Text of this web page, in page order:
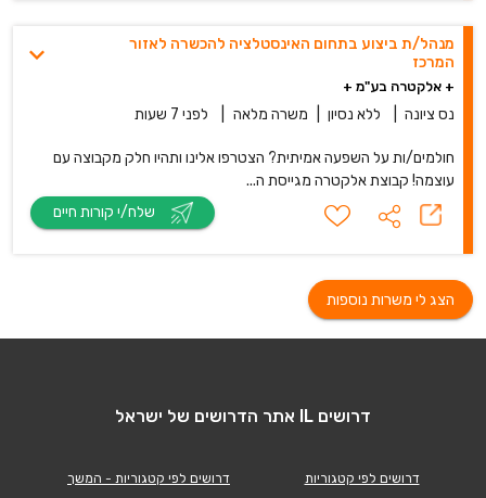
מנהל/ת ביצוע בתחום האינסטלציה להכשרה לאזור
המרכז
+ אלקטרה בע"מ +
נס ציונה ללא נסיון משרה מלאה לפני 7 שעות
חולמים/ות על השפעה אמיתית? הצטרפו אלינו ותהיו חלק מקבוצה עם
עוצמה! קבוצת אלקטרה מגייסת ה...
הצג לי משרות נוספות
דרושים IL אתר הדרושים של ישראל
דרושים לפי קטגוריות
דרושים לפי קטגוריות - המשך